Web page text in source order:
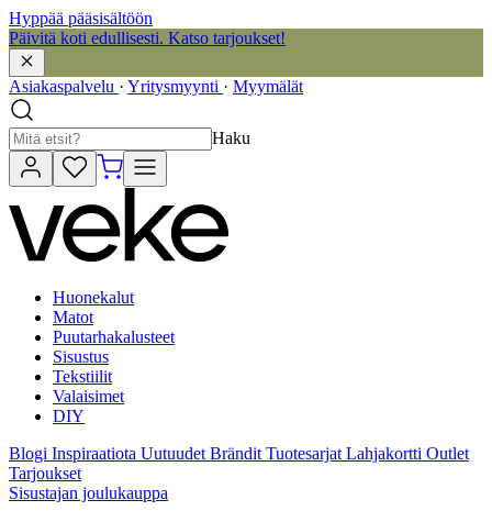
Hyppää pääsisältöön
Päivitä koti edullisesti. Katso tarjoukset!
Asiakaspalvelu · Yritysmyynti · Myymälät
Haku
Huonekalut
Matot
Puutarhakalusteet
Sisustus
Tekstiilit
Valaisimet
DIY
Blogi Inspiraatiota Uutuudet Brändit Tuotesarjat Lahjakortti Outlet
Tarjoukset
Sisustajan joulukauppa